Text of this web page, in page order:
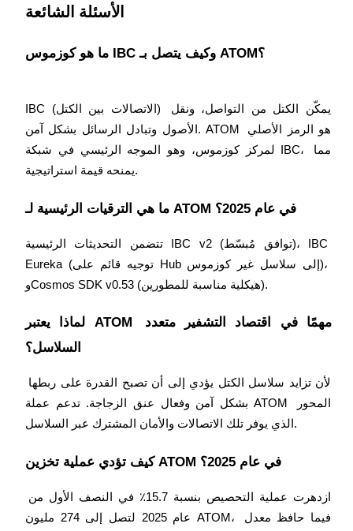
USDT New User Exclusive 10% APR
BTC New User Exclusive: 6.5% APR
BTC Flexible Staking | Daily Rewards
مركز المكافآت
تسجيل الدخول اشتراك
الأسئلة الشائعة
ما هو كوزموس IBC وكيف يتصل بـ ATOM؟
IBC (الاتصالات بين الكتل) يمكّن الكتل من التواصل، ونقل
الأصول وتبادل الرسائل بشكل آمن. ATOM هو الرمز الأصلي
لمركز كوزموس، وهو الموجه الرئيسي في شبكة IBC، مما
ما هي الترقيات الرئيسية لـ ATOM في عام 2025؟
تتضمن التحديثات الرئيسية IBC v2 (توافق مُبسّط)، IBC
Eureka (توجيه قائم على Hub إلى سلاسل غير كوزموس)،
وCosmos SDK v0.53 (هيكلية مناسبة للمطورين).
لماذا يعتبر ATOM مهمًا في اقتصاد التشفير متعدد
السلاسل؟
بشكل آمن وفعال عنق الزجاجة. تدعم عملة ATOM المحور
الذي يوفر تلك الاتصالات والأمان المشترك عبر السلاسل.
كيف تؤدي عملية تخزين ATOM في عام 2025؟
عام 2025 لتصل إلى 274 مليون ATOM، فيما حافظ معدل